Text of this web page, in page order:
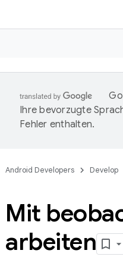
Ihre bevorzugte
Fehler enthalten.
Android Developers Develop
Mit
arbeiten